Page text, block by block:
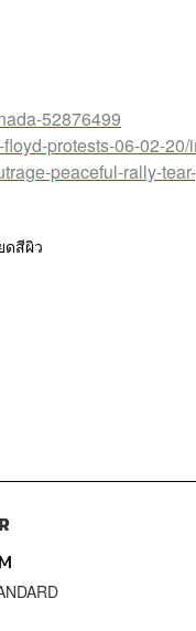
52876499
protests-06-02-20/
peaceful-rally-
ดสีผิว